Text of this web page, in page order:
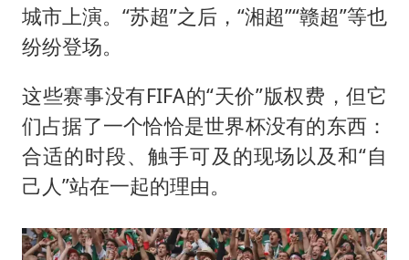
城市上演。“苏超”之后，“湘超”“赣超”等也
纷纷登场。
这些赛事没有FIFA的“天价”版权费，但它
们占据了一个恰恰是世界杯没有的东西：
合适的时段、触手可及的现场以及和“自
己人”站在一起的理由。